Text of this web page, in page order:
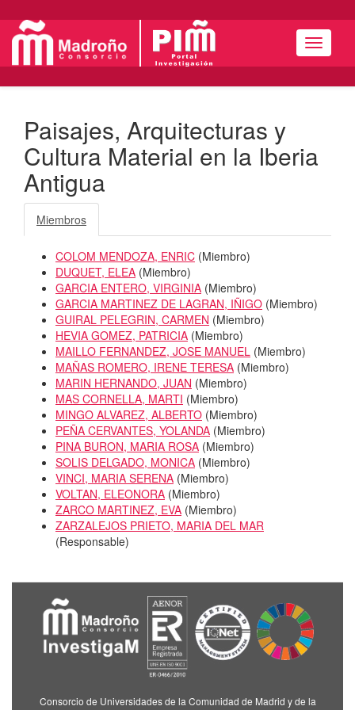
Menú
Paisajes, Arquitecturas y
Cultura Material en la Iberia
Antigua
Miembros
COLOM MENDOZA, ENRIC (Miembro)
DUQUET, ELEA (Miembro)
GARCIA ENTERO, VIRGINIA (Miembro)
GARCIA MARTINEZ DE LAGRAN, IÑIGO (Miembro)
GUIRAL PELEGRIN, CARMEN (Miembro)
HEVIA GOMEZ, PATRICIA (Miembro)
MAILLO FERNANDEZ, JOSE MANUEL (Miembro)
MAÑAS ROMERO, IRENE TERESA (Miembro)
MARIN HERNANDO, JUAN (Miembro)
MAS CORNELLA, MARTI (Miembro)
MINGO ALVAREZ, ALBERTO (Miembro)
PEÑA CERVANTES, YOLANDA (Miembro)
PINA BURON, MARIA ROSA (Miembro)
SOLIS DELGADO, MONICA (Miembro)
VINCI, MARIA SERENA (Miembro)
VOLTAN, ELEONORA (Miembro)
ZARCO MARTINEZ, EVA (Miembro)
ZARZALEJOS PRIETO, MARIA DEL MAR
(Responsable)
Consorcio de Universidades de la Comunidad de Madrid y de la